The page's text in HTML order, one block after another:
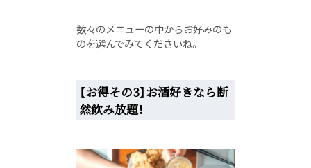
数々のメニューの中からお好みのも
のを選んでみてくださいね。
【お得その3】お酒好きなら断
然飲み放題！